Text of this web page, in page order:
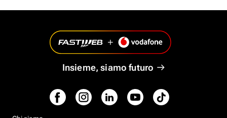
Insieme, siamo futuro